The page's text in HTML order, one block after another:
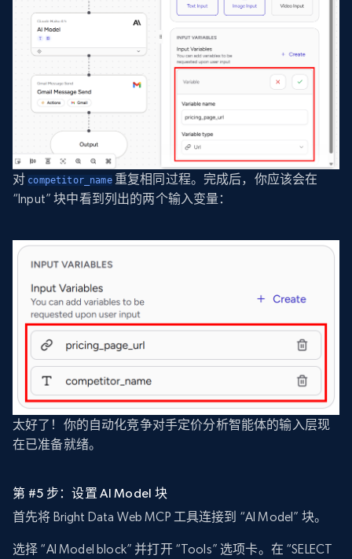
对 competitor_name重复相同过程。完成后，你应该会在
“Input” 块中看到列出的两个输入变量：
太好了！你的自动化竞争对手定价分析智能体的输入层现
在已准备就绪。
第 #5 步：设置 AI Model 块
首先将 Bright Data Web MCP 工具连接到 “AI Model” 块。
选择 “AI Model block” 并打开 “Tools” 选项卡。在 “SELECT